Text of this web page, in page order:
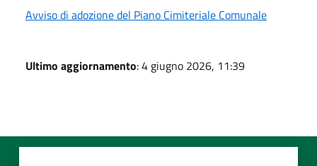
Avviso di adozione del Piano Cimiteriale Comunale
Ultimo aggiornamento: 4 giugno 2026, 11:39